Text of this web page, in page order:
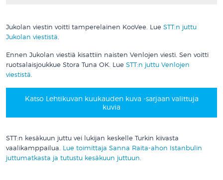
Jukolan viestin voitti tamperelainen KooVee. Lue STT:n juttu
Jukolan viestistä
Ennen Jukolan viestiä kisattiin naisten Venlojen viesti. Sen voitti
ruotsalaisjoukkue Stora Tuna OK. Lue STT:n juttu Venlojen
viestistä
Katso Lehtikuvan kuukauden kuva -sarjaan valittuja
kuvia
STT:n kesäkuun juttu vei lukijan keskelle Turkin kiivasta
vaalikamppailua. Lue toimittaja Sanna Raita-ahon Istanbulin
juttumatkasta ja tutustu kesäkuun juttuun.